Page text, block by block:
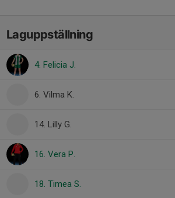
Laguppställning
4. Felicia J.
6. Vilma K.
14. Lilly G.
16. Vera P.
18. Timea S.